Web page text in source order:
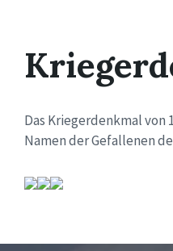
Das Kriegerdenkmal von
Namen der Gefallenen